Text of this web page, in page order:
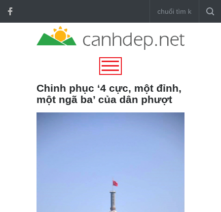
Chinh phục ‘4 cực, một đỉnh,
một ngã ba’ của dân phượt